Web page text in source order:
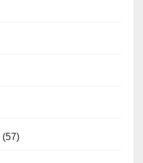
(57)